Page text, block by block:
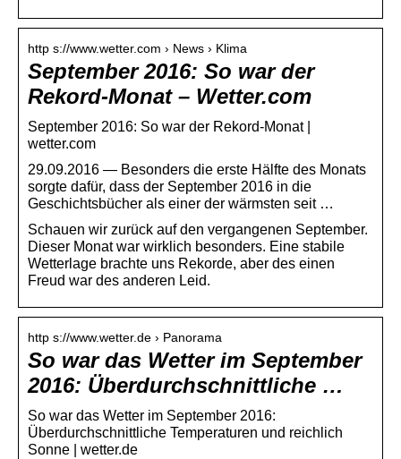
http s://www.wetter.com › News › Klima
September 2016: So war der
Rekord-Monat – Wetter.com
September 2016: So war der Rekord-Monat |
wetter.com
29.09.2016 — Besonders die erste Hälfte des Monats
sorgte dafür, dass der September 2016 in die
Geschichtsbücher als einer der wärmsten seit …
Schauen wir zurück auf den vergangenen September.
Dieser Monat war wirklich besonders. Eine stabile
Wetterlage brachte uns Rekorde, aber des einen
Freud war des anderen Leid.
http s://www.wetter.de › Panorama
So war das Wetter im September
2016: Überdurchschnittliche …
So war das Wetter im September 2016:
Überdurchschnittliche Temperaturen und reichlich
Sonne | wetter.de